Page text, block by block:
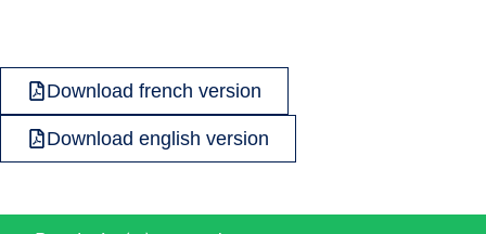
Download french version
Download english version